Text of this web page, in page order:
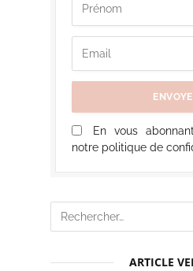
En vous
notre politique de
ARTICLE